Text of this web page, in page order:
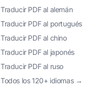
Traducir PDF al alemán
Traducir PDF al portugués
Traducir PDF al chino
Traducir PDF al japonés
Traducir PDF al ruso
Todos los 120+ idiomas →